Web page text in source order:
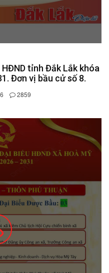
tỉnh Đắk Lắk khóa
Đơn vị bầu cử số 8.
2859